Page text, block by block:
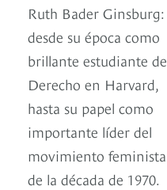
Ruth Bader Ginsburg:
desde su época como
brillante estudiante de
Derecho en Harvard,
hasta su papel como
importante líder del
movimiento feminista
de la década de 1970.